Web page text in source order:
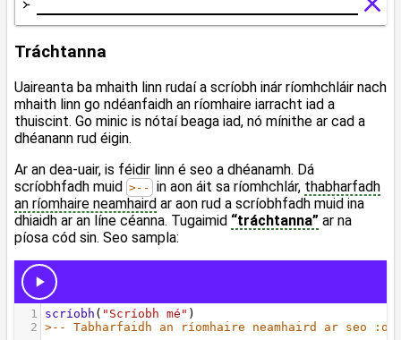
Tráchtanna
Uaireanta ba mhaith linn rudaí a scríobh inár ríomhchláir nach
mhaith linn go ndéanfaidh an ríomhaire iarracht iad a
thuiscint. Go minic is nótaí beaga iad, nó mínithe ar cad a
dhéanann rud éigin.
Ar an dea-uair, is féidir linn é seo a dhéanamh. Dá
scríobhfadh muid >-- in aon áit sa ríomhchlár, thabharfadh
an ríomhaire neamhaird ar aon rud a scríobhfadh muid ina
dhiaidh ar an líne céanna. Tugaimid “tráchtanna” ar na
píosa cód sin. Seo sampla: